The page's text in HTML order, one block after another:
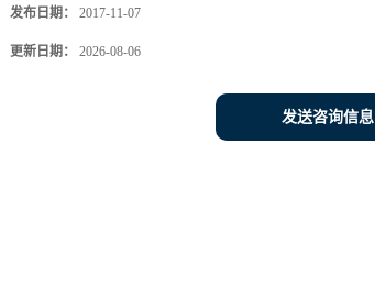
发布日期： 2017-11-07
更新日期： 2026-08-06
发送咨询信息